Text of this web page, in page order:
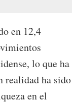
en 12,4
lo que ha
realidad ha sido
en el